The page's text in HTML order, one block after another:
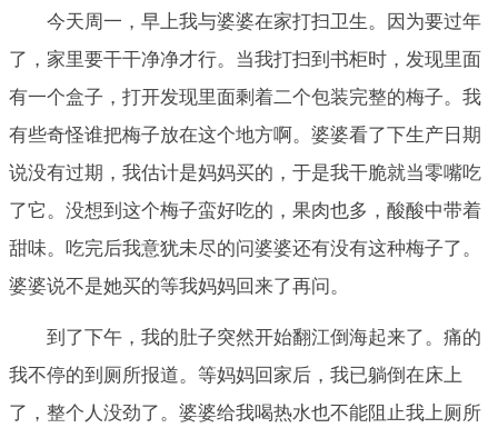
今天周一，早上我与婆婆在家打扫卫生。因为要过年
了，家里要干干净净才行。当我打扫到书柜时，发现里面
有一个盒子，打开发现里面剩着二个包装完整的梅子。我
有些奇怪谁把梅子放在这个地方啊。婆婆看了下生产日期
说没有过期，我估计是妈妈买的，于是我干脆就当零嘴吃
了它。没想到这个梅子蛮好吃的，果肉也多，酸酸中带着
甜味。吃完后我意犹未尽的问婆婆还有没有这种梅子了。
婆婆说不是她买的等我妈妈回来了再问。
到了下午，我的肚子突然开始翻江倒海起来了。痛的
我不停的到厕所报道。等妈妈回家后，我已躺倒在床上
了，整个人没劲了。婆婆给我喝热水也不能阻止我上厕所